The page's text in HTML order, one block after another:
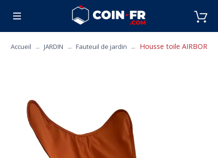
CUISINE MOBILIER
Accueil JARDIN Fauteuil de jardin Housse toile